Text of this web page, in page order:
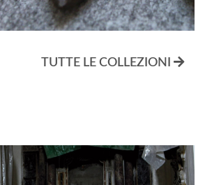
TUTTE LE COLLEZIONI